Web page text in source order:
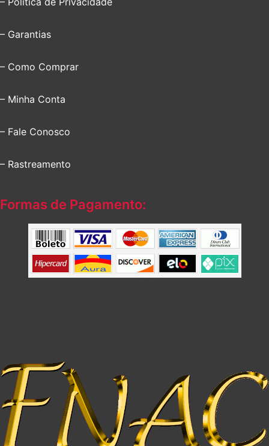
– Garantias
– Como Comprar
– Minha Conta
– Fale Conosco
– Rastreamento
Formas de Pagamento: